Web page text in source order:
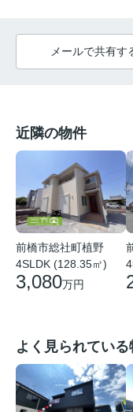
メールで共有す
近隣の物件
前橋市総社町植野
4SLDK (128.35㎡)
3,080万円
よく見られている